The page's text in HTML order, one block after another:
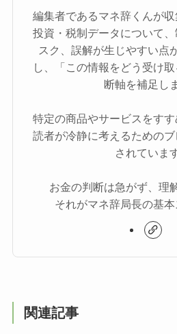
編集者であるマネ辞くんが収
投資・税制データについて
スク、誤解が生じやすい点
し、「この情報をどう受け
断軸を補足し
特定の商品やサービスをすす
読者が冷静に考えるための
されていま
お金の判断は急がず、理
それがマネ辞局長の基本
関連記事